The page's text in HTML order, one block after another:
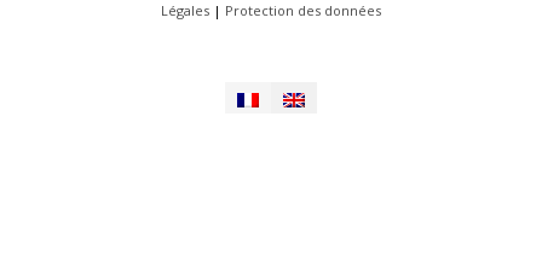
Légales | Protection des données